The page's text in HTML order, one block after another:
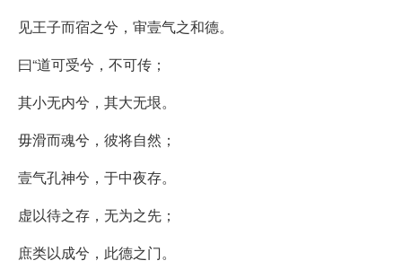
见王子而宿之兮，审壹气之和德。
曰“道可受兮，不可传；
其小无内兮，其大无垠。
毋滑而魂兮，彼将自然；
壹气孔神兮，于中夜存。
虚以待之存，无为之先；
庶类以成兮，此德之门。